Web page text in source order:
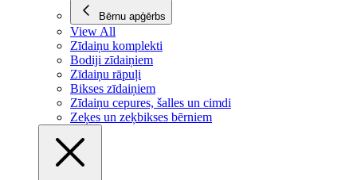
Bērnu apģērbs
View All
Zīdaiņu komplekti
Bodiji zīdaiņiem
Zīdaiņu rāpuļi
Bikses zīdaiņiem
Zīdaiņu cepures, šalles un cimdi
Zeķes un zeķbikses bērniem